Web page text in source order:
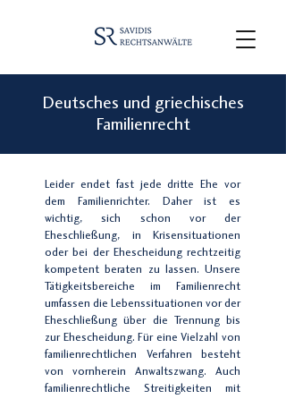
Deutsches und griechisches
Familienrecht
Leider endet fast jede dritte Ehe vor
dem Familienrichter. Daher ist es
wichtig, sich schon vor der
Eheschließung, in Krisensituationen
oder bei der Ehescheidung rechtzeitig
kompetent beraten zu lassen. Unsere
Tätigkeitsbereiche im Familienrecht
umfassen die Lebenssituationen vor der
Eheschließung über die Trennung bis
zur Ehescheidung. Für eine Vielzahl von
familienrechtlichen Verfahren besteht
von vornherein Anwaltszwang. Auch
familienrechtliche Streitigkeiten mit